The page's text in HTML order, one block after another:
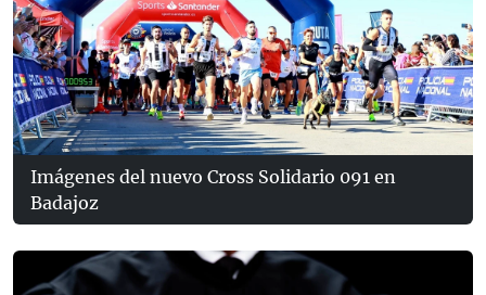
Imágenes del nuevo Cross Solidario 091 en
Badajoz